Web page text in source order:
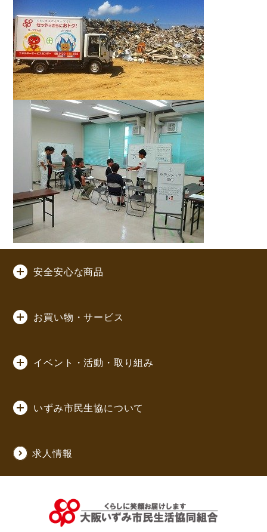
安全安心な商品
お買い物・サービス
イベント・活動・取り組み
いずみ市民生協について
求人情報